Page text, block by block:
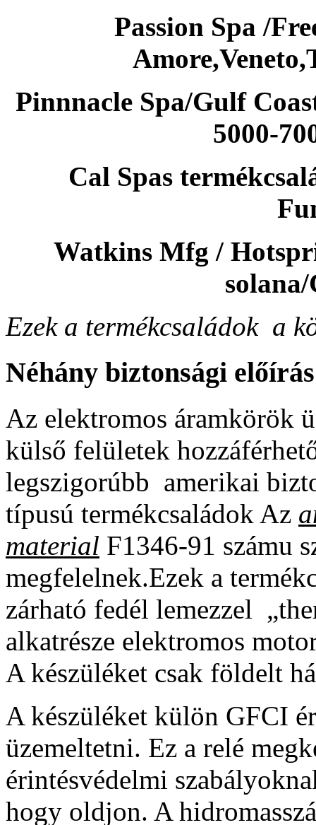
Passion Spa /
Pinnnacle Spa/Gulf
5000-
Cal Spas
Watkins Mfg /
Ezek a termékcsaládok a
Néhány biztonsági előírás
Az elektromos áramkörök
külső felületek
legszigorúbb amerikai
típusú termékcsaládok Az
material F1346-91 számu
megfelelnek.Ezek a
zárható fedél lemezzel
alkatrésze elektromos
A készüléket csak földelt
A készüléket külön GFCI
üzemeltetni. Ez a relé
érintésvédelmi
hogy oldjon. A